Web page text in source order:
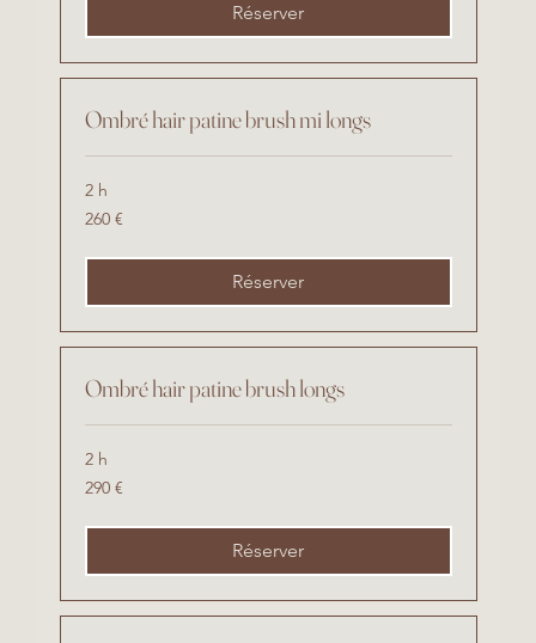
Réserver
Ombré hair patine brush mi longs
2 h
260
euros
260 €
Réserver
Ombré hair patine brush longs
2 h
290
euros
290 €
Réserver